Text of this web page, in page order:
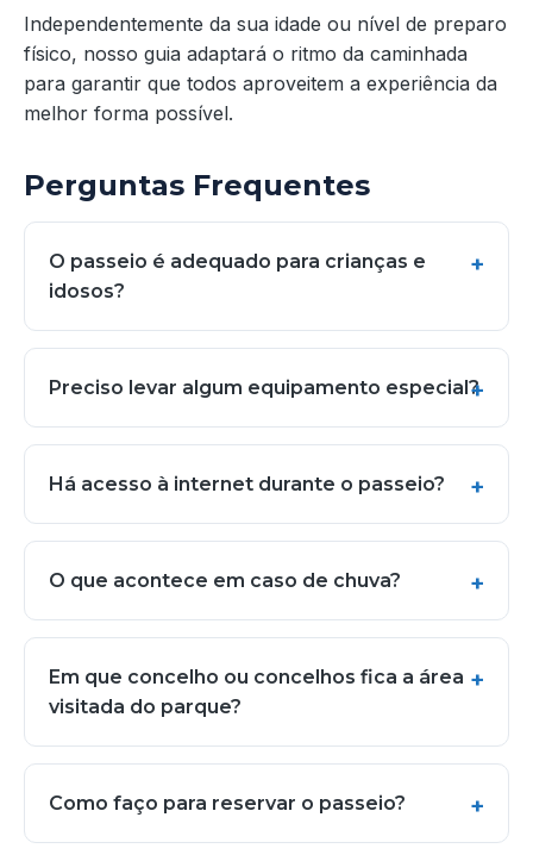
Independentemente da sua idade ou nível de preparo
físico, nosso guia adaptará o ritmo da caminhada
para garantir que todos aproveitem a experiência da
melhor forma possível.
Perguntas Frequentes
O passeio é adequado para crianças e
idosos?
Preciso levar algum equipamento especial?
Há acesso à internet durante o passeio?
O que acontece em caso de chuva?
Em que concelho ou concelhos fica a área
visitada do parque?
Como faço para reservar o passeio?